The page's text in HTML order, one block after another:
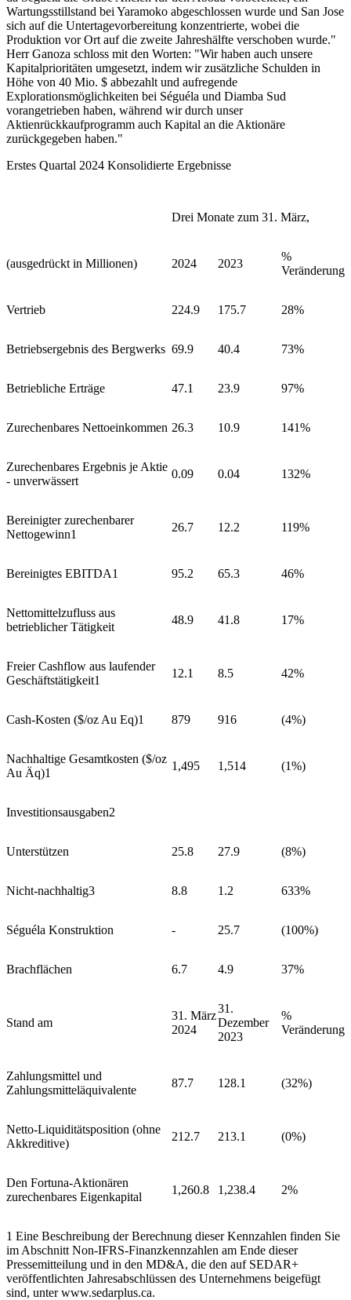
Wartungsstillstand bei Yaramoko abgeschlossen wurde und San Jose
sich auf die Untertagevorbereitung konzentrierte, wobei die
Produktion vor Ort auf die zweite Jahreshälfte verschoben wurde."
Herr Ganoza schloss mit den Worten: "Wir haben auch unsere
Kapitalprioritäten umgesetzt, indem wir zusätzliche Schulden in
Höhe von 40 Mio. $ abbezahlt und aufregende
Explorationsmöglichkeiten bei Séguéla und Diamba Sud
vorangetrieben haben, während wir durch unser
Aktienrückkaufprogramm auch Kapital an die Aktionäre
zurückgegeben haben."
Erstes Quartal 2024 Konsolidierte Ergebnisse
Drei Monate zum 31. März,
(ausgedrückt in Millionen) 2024 2023
%
Veränderung
Vertrieb 224.9 175.7 28%
Betriebsergebnis des Bergwerks 69.9 40.4 73%
Betriebliche Erträge 47.1 23.9 97%
Zurechenbares Nettoeinkommen 26.3 10.9 141%
Zurechenbares Ergebnis je Aktie
- unverwässert
0.09 0.04 132%
Bereinigter zurechenbarer
Nettogewinn1
26.7 12.2 119%
Bereinigtes EBITDA1 95.2 65.3 46%
Nettomittelzufluss aus
betrieblicher Tätigkeit
48.9 41.8 17%
Freier Cashflow aus laufender
Geschäftstätigkeit1
12.1 8.5 42%
Cash-Kosten ($/oz Au Eq)1 879 916 (4%)
Nachhaltige Gesamtkosten ($/oz
Au Äq)1
1,495 1,514 (1%)
Investitionsausgaben2
Unterstützen 25.8 27.9 (8%)
Nicht-nachhaltig3 8.8 1.2 633%
Séguéla Konstruktion - 25.7 (100%)
Brachflächen 6.7 4.9 37%
Stand am
31. März
2024
31.
Dezember
2023
%
Veränderung
Zahlungsmittel und
Zahlungsmitteläquivalente
87.7 128.1 (32%)
Netto-Liquiditätsposition (ohne
Akkreditive)
212.7 213.1 (0%)
Den Fortuna-Aktionären
zurechenbares Eigenkapital
1,260.8 1,238.4 2%
1 Eine Beschreibung der Berechnung dieser Kennzahlen finden Sie
im Abschnitt Non-IFRS-Finanzkennzahlen am Ende dieser
Pressemitteilung und in den MD&A, die den auf SEDAR+
veröffentlichten Jahresabschlüssen des Unternehmens beigefügt
sind, unter www.sedarplus.ca.